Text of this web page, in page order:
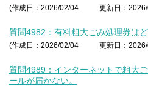
(作成日：2026/02/04 更新日：
質問4982：有料粗大ごみ処理券は
(作成日：2026/02/04 更新日：
質問4989：インターネットで粗大
ールが届かない。